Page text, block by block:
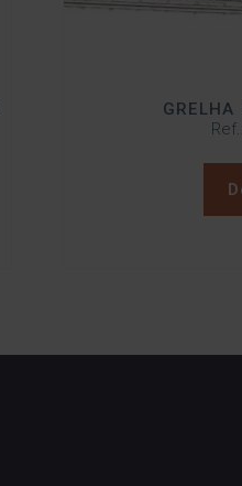
GRELHA